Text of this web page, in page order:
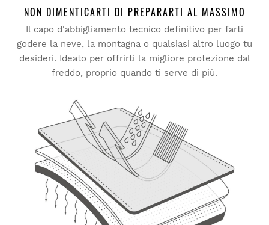
Prova i nostri prodotti comodamente a casa tua. Hai 30
giorni dalla consegna per chiedere il reso.
Dal tuo account personale, puoi effettuare un reso in modo
Invia il rimborso al metodo di
pagamento originale
NON DIMENTICARTI DI PREPARARTI AL MASSIMO
Il capo d'abbigliamento tecnico definitivo per farti
godere la neve, la montagna o qualsiasi altro luogo tu
desideri. Ideato per offrirti la migliore protezione dal
freddo, proprio quando ti serve di più.